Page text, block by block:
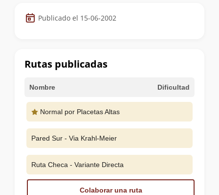
Datos
de
cumbre
Publicado el 15-06-2002
Rutas publicadas
Nombre Dificultad
Normal por Placetas Altas
Pared Sur - Via Krahl-Meier
Ruta Checa - Variante Directa
Colaborar una ruta